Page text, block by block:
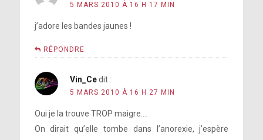
5 MARS 2010 À 16 H 17 MIN
j’adore les bandes jaunes !
RÉPONDRE
Vin_Ce dit :
5 MARS 2010 À 16 H 27 MIN
Oui je la trouve TROP maigre….
On dirait qu’elle tombe dans l’anorexie, j’espère